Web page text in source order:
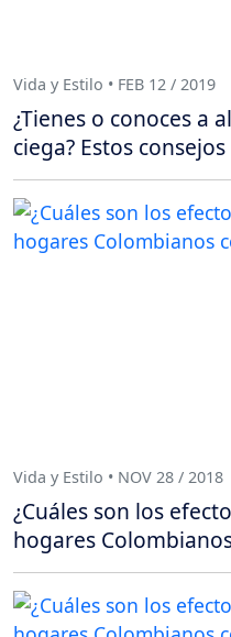
Vida y Estilo • FEB 12 / 2019
¿Tienes o conoces a
ciega? Estos
Vida y Estilo • NOV 28 / 2018
¿Cuáles son los
hogares